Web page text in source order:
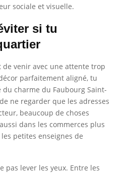
sociale et visuelle.
si tu
de venir avec une attente trop
parfaitement aligné, tu
du charme du Faubourg Saint-
ne regarder que les adresses
beaucoup de choses
dans les commerces plus
petites enseignes de
pas lever les yeux. Entre les